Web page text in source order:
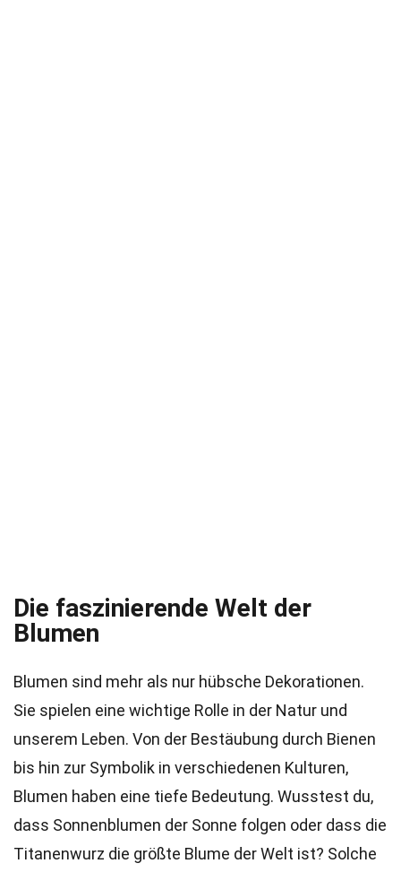
Die faszinierende Welt der
Blumen
Blumen sind mehr als nur hübsche Dekorationen.
Sie spielen eine wichtige Rolle in der Natur und
unserem Leben. Von der Bestäubung durch Bienen
bis hin zur Symbolik in verschiedenen Kulturen,
Blumen haben eine tiefe Bedeutung. Wusstest du,
dass Sonnenblumen der Sonne folgen oder dass die
Titanenwurz die größte Blume der Welt ist? Solche